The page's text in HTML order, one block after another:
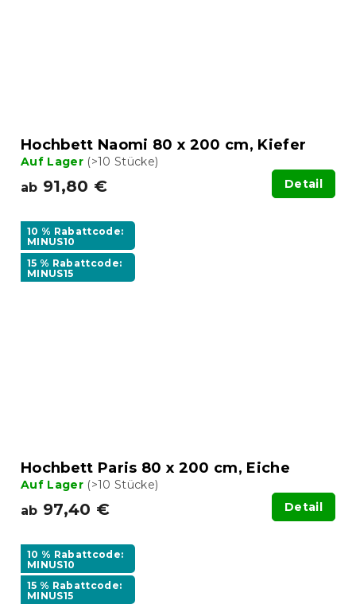
Hochbett Naomi 80 x 200 cm, Kiefer
Auf Lager (>10 Stücke)
ab 91,80 € Detail
10 % Rabattcode:
MINUS10
15 % Rabattcode:
MINUS15
Hochbett Paris 80 x 200 cm, Eiche
Auf Lager (>10 Stücke)
ab 97,40 € Detail
10 % Rabattcode:
MINUS10
15 % Rabattcode:
MINUS15